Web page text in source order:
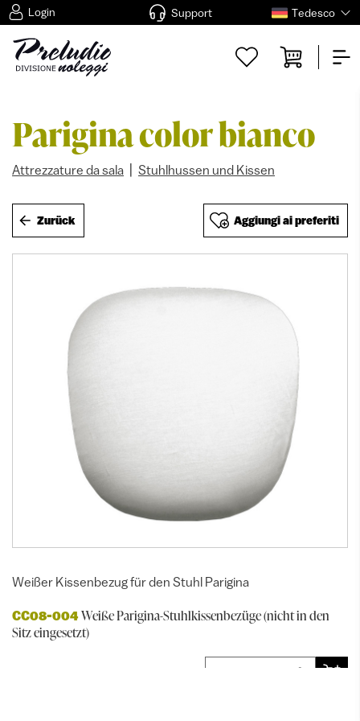
Login Support Tedesco
Parigina color bianco
Attrezzature da sala Stuhlhussen und Kissen
Zurück Aggiungi ai preferiti
Weißer Kissenbezug für den Stuhl Parigina
CC08-004Weiße Parigina-Stuhlkissenbezüge (nicht in den
Sitz eingesetzt)